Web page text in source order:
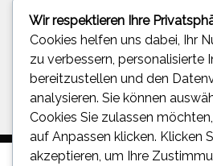
SUCHE
Suchen
nach:
Wir respektieren Ihre
Cookies helfen uns dabei, Ihr
zu verbessern, personalisierte
bereitzustellen und den
analysieren. Sie können
Cookies Sie zulassen
auf Anpassen klicken. Klicken
akzeptieren , um Ihre